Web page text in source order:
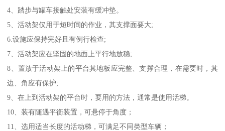
4、踏步与罐车接触处安装有缓冲垫。
5、活动架仅用于短时间的作业，其支撑面要大;
6.设施应保持完好且有例行检查;
7、活动架应在坚固的地面上平行地放稳;
8、置放于活动架上的平台其地板应完整、支撑合理，在需要时，其
边、角应有保护;
9、在上到活动架的平台时，要用的方法，通常是使用活梯。
10、装有随遇平衡装置，可悬停于角度；
11、选用适当长度的活动梯，可满足不同类型车辆；